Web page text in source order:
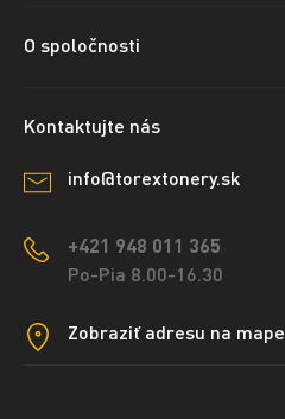
O spoločnosti
Kontaktujte nás
info@torextonery.sk
+421 948 011 365
Po-Pia 8.00-16.30
Zobraziť adresu na mape